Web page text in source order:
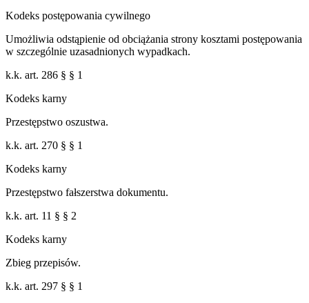
Kodeks postępowania cywilnego
Umożliwia odstąpienie od obciążania strony kosztami postępowania
w szczególnie uzasadnionych wypadkach.
k.k. art. 286 § § 1
Kodeks karny
Przestępstwo oszustwa.
k.k. art. 270 § § 1
Kodeks karny
Przestępstwo fałszerstwa dokumentu.
k.k. art. 11 § § 2
Kodeks karny
Zbieg przepisów.
k.k. art. 297 § § 1